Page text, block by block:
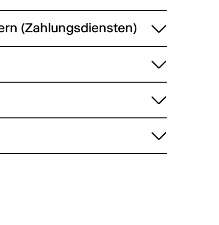
(Zahlungsdiensten)